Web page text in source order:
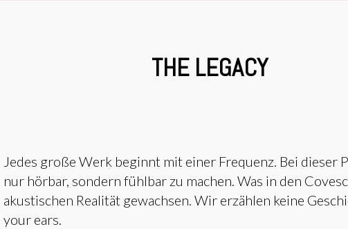
THE LEGACY
Jedes große Werk beginnt mit einer Frequenz. Bei
nur hörbar, sondern fühlbar zu machen. Was in den
akustischen Realität gewachsen. Wir erzählen keine
your ears.